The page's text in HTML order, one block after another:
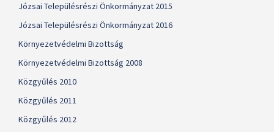
Józsai Településrészi Önkormányzat 2015
Józsai Településrészi Önkormányzat 2016
Környezetvédelmi Bizottság
Környezetvédelmi Bizottság 2008
Közgyűlés 2010
Közgyűlés 2011
Közgyűlés 2012